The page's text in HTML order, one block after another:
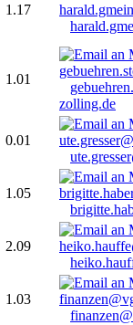
1.17
1.01
zolling.de
0.01
1.05
2.09
1.03